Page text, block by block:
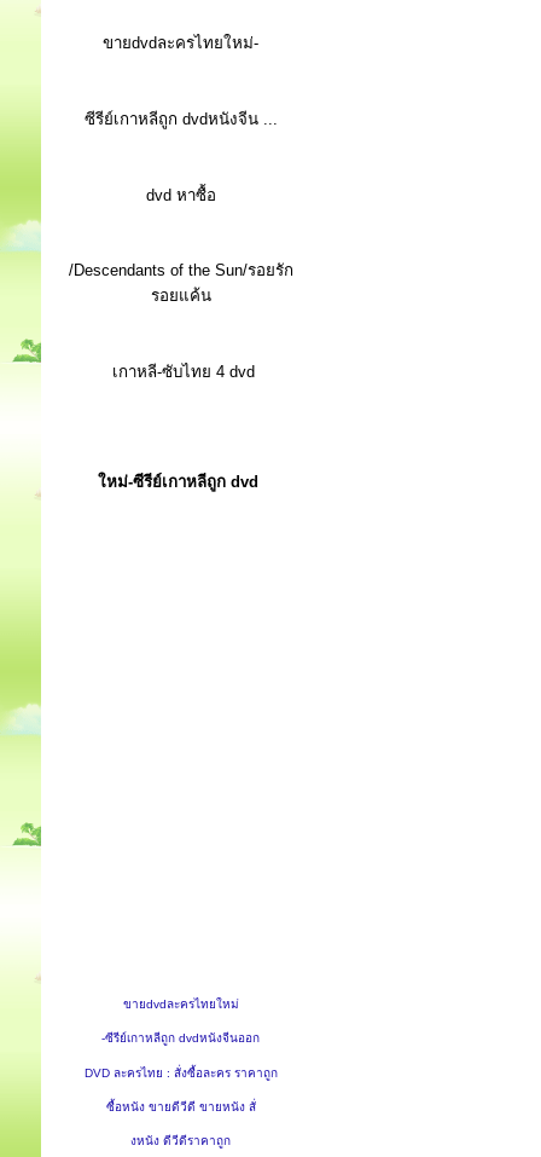
ขายdvdละครไทยใหม่-
ซีรีย์เกาหลีถูก dvdหนังจีน ...
dvd หาซื้อ
/Descendants of the Sun/รอยรัก
รอยแค้น
เกาหลี-ซับไทย 4 dvd
ใหม่-ซีรีย์เกาหลีถูก dvd
ขายdvdละครไทยใหม่
-ซีรีย์เกาหลีถูก dvdหนังจีนออก
DVD ละครไทย : สั่งซื้อละคร ราคาถูก
ซื้อหนัง ขายดีวีดี ขายหนัง สั่
งหนัง ดีวีดีราคาถูก